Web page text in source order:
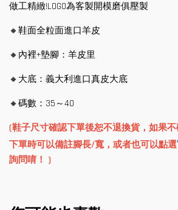
做工精緻!LOGO為客製開模磨俱壓製
🔸鞋面全粒面進口羊皮
🔸內裡+墊腳：羊皮里
🔸大底：義大利進口真皮大底
🔸碼數：35～40
(鞋子尺寸確認下單後恕不退換貨，如果不
下單時可以備註腳長/寬，或者也可以點選
詢問唷！ )